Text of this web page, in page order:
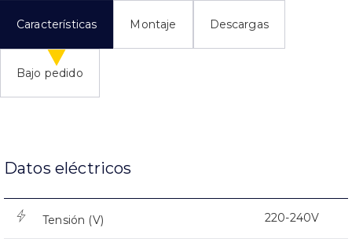
Características Montaje Descargas
Bajo pedido
Datos eléctricos
Tensión (V) 220-240V